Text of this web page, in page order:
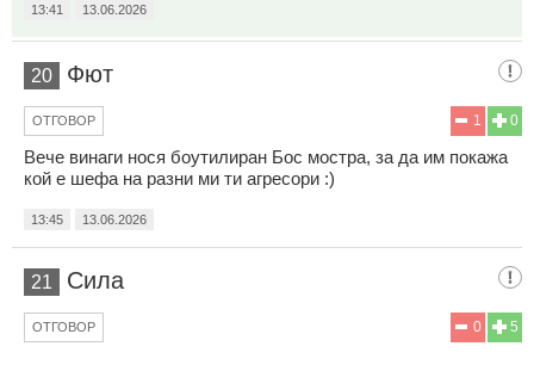
13:41 13.06.2026
20 Фют
0
1
ОТГОВОР
Вече винаги нося боутилиран Бос мостра, за да им покажа
кой е шефа на разни ми ти агресори :)
13:45 13.06.2026
21 Сила
5
0
ОТГОВОР